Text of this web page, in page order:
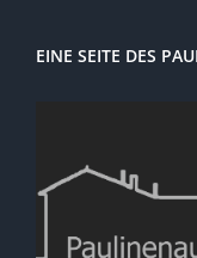
EINE SEITE DES